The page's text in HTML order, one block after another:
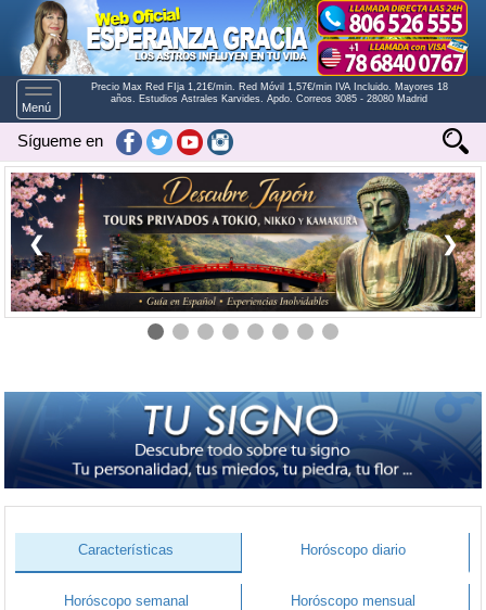
Toggle
navigation
Menú
Precio Max Red FIja 1,21€/min. Red Móvil 1,57€/min IVA Incluido. Mayores 18
años. Estudios Astrales Karvides. Apdo. Correos 3085 - 28080 Madrid
Sígueme en
❮ ❯
Características Horóscopo diario
Horóscopo semanal Horóscopo mensual